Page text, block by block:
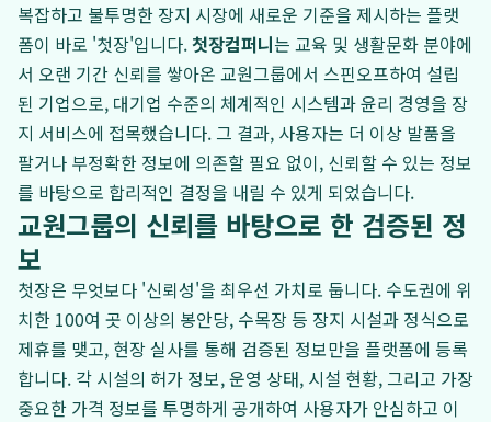
복잡하고 불투명한 장지 시장에 새로운 기준을 제시하는 플랫
폼이 바로 '첫장'입니다.첫장컴퍼니는 교육 및 생활문화 분야에
서 오랜 기간 신뢰를 쌓아온 교원그룹에서 스핀오프하여 설립
된 기업으로, 대기업 수준의 체계적인 시스템과 윤리 경영을 장
지 서비스에 접목했습니다. 그 결과, 사용자는 더 이상 발품을
팔거나 부정확한 정보에 의존할 필요 없이, 신뢰할 수 있는 정보
를 바탕으로 합리적인 결정을 내릴 수 있게 되었습니다.
교원그룹의 신뢰를 바탕으로 한 검증된 정
보
첫장은 무엇보다 '신뢰성'을 최우선 가치로 둡니다. 수도권에 위
치한 100여 곳 이상의 봉안당, 수목장 등 장지 시설과 정식으로
제휴를 맺고, 현장 실사를 통해 검증된 정보만을 플랫폼에 등록
합니다. 각 시설의 허가 정보, 운영 상태, 시설 현황, 그리고 가장
중요한 가격 정보를 투명하게 공개하여 사용자가 안심하고 이